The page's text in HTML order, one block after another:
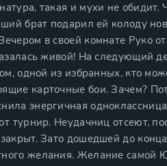
такая и мухи не обидит.
брат подарил ей колоду
в своей комнате Руко
живой! На следующий
одной из избранных, кто
карточные бои. Зачем?
энергичная
турнир. Неудачниц отсеют,
Зато дошедшей до
желания. Желание самой